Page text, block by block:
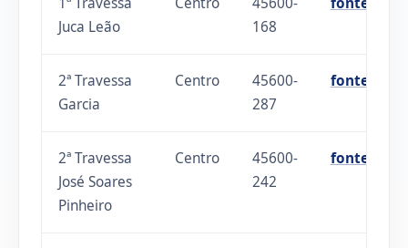
Juca Leão
168
2ª Travessa
Garcia
Centro
45600-
287
fonte
2ª Travessa
José Soares
Pinheiro
Centro
45600-
242
fonte